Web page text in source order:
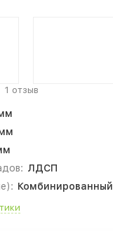
1 отзыв
ЛДСП
Комбинированный